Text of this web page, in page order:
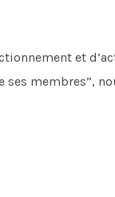
et
membres”,